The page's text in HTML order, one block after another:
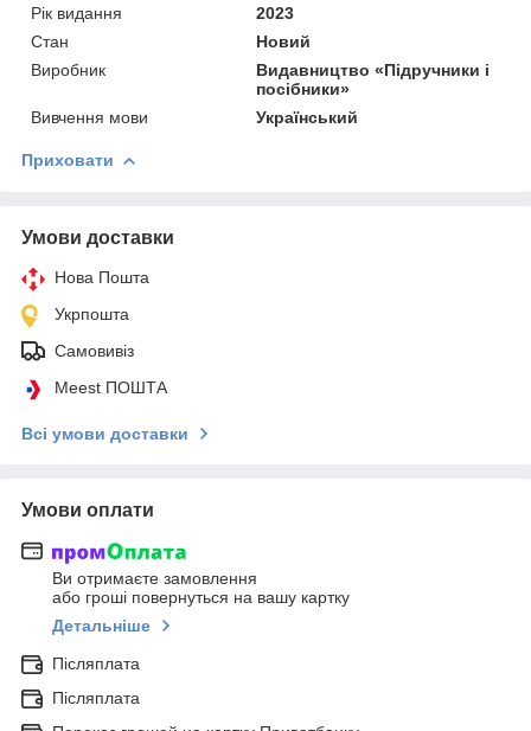
Рік видання
2023
Стан
Новий
Виробник
Видавництво «Підручники і
посібники»
Вивчення мови
Український
Приховати
Умови доставки
Нова Пошта
Укрпошта
Самовивіз
Meest ПОШТА
Всі умови доставки
Умови оплати
Ви отримаєте замовлення
або гроші повернуться на вашу картку
Детальніше
Післяплата
Післяплата